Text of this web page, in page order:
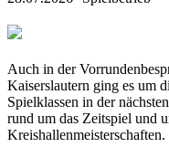
Auch in der
Kaiserslautern ging es um
Spielklassen in der
rund um das Zeitspiel und
Kreishallenmeisterschaften.